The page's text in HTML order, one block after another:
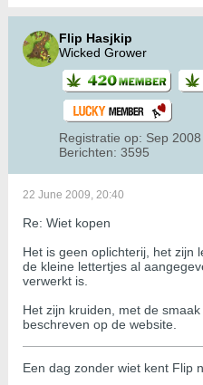
Flip Hasjkip
Wicked Grower
Registratie op: Sep 2008
Berichten: 3595
22 June 2009, 20:40
Re: Wiet kopen
Het is geen oplichterij, het zijn
de kleine lettertjes al
verwerkt is.
Het zijn kruiden, met de
beschreven op de website.
Een dag zonder wiet kent Flip